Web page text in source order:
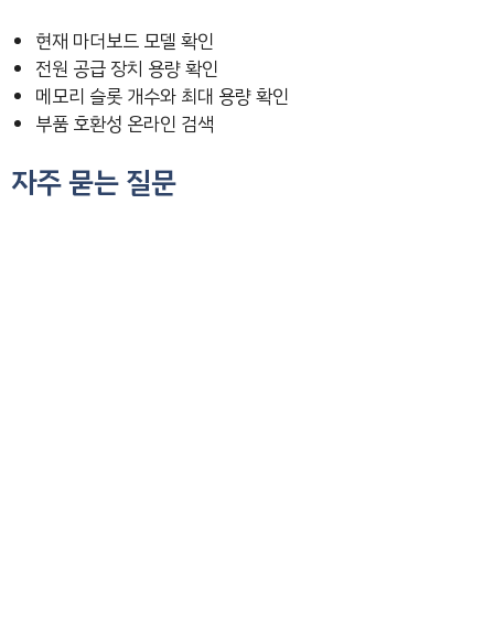
현재 마더보드 모델 확인
전원 공급 장치 용량 확인
메모리 슬롯 개수와 최대 용량 확인
부품 호환성 온라인 검색
자주 묻는 질문